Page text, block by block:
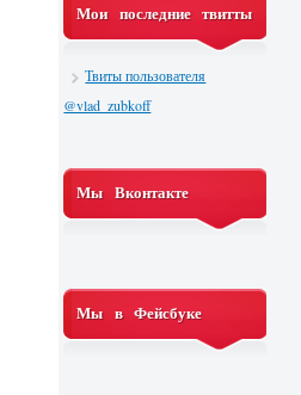
Мои последние твитты
Твиты пользователя
@vlad_zubkoff
Мы Вконтакте
Мы в Фейсбуке